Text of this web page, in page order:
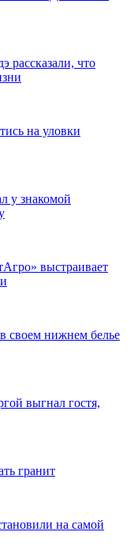
рассказали, что
на уловки
у знакомой
выстраивает
своем нижнем белье
выгнал гостя,
гранит
на самой